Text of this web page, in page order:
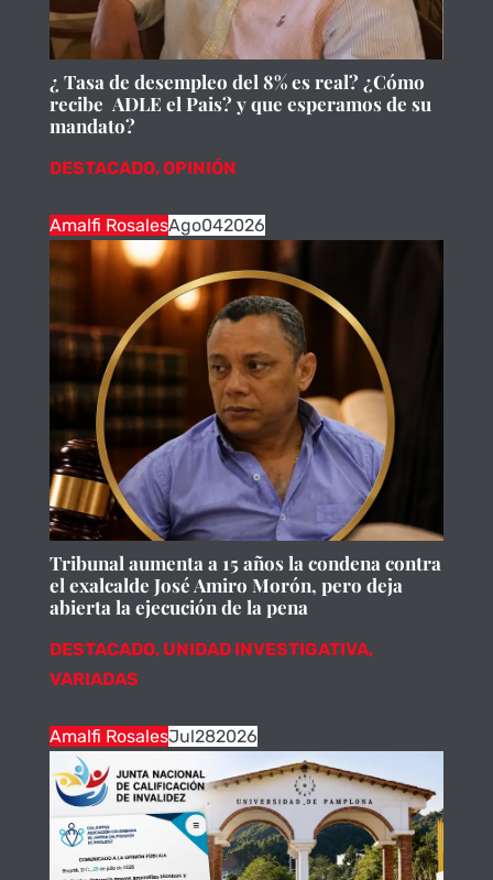
¿ Tasa de desempleo del 8% es real? ¿Cómo
recibe ADLE el Pais? y que esperamos de su
mandato?
DESTACADO,OPINIÓN
Amalfi RosalesAgo042026
Tribunal aumenta a 15 años la condena contra
el exalcalde José Amiro Morón, pero deja
abierta la ejecución de la pena
DESTACADO, UNIDAD INVESTIGATIVA,
VARIADAS
Amalfi RosalesJul282026